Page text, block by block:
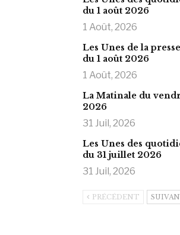
du 1 août 2026
1 Août, 2026
Les Unes de la
du 1 août 2026
1 Août, 2026
La Matinale du
2026
31 Juil, 2026
Les Unes des
du 31 juillet 2026
31 Juil, 2026
PRÉCÉDENT